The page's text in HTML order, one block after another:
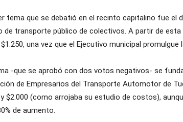
tema que se debatió en el recinto capitalino fue el
de transporte público de colectivos. A partir de
una vez que el Ejecutivo municipal promulgue
-que se aprobó con dos votos negativos- se
de Empresarios del Transporte Automotor de
y $2.000 (como arrojaba su estudio de costos),
de aumento.